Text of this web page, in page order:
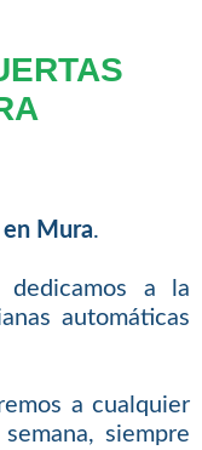
en Mura.
dedicamos a la
automáticas
a cualquier
siempre